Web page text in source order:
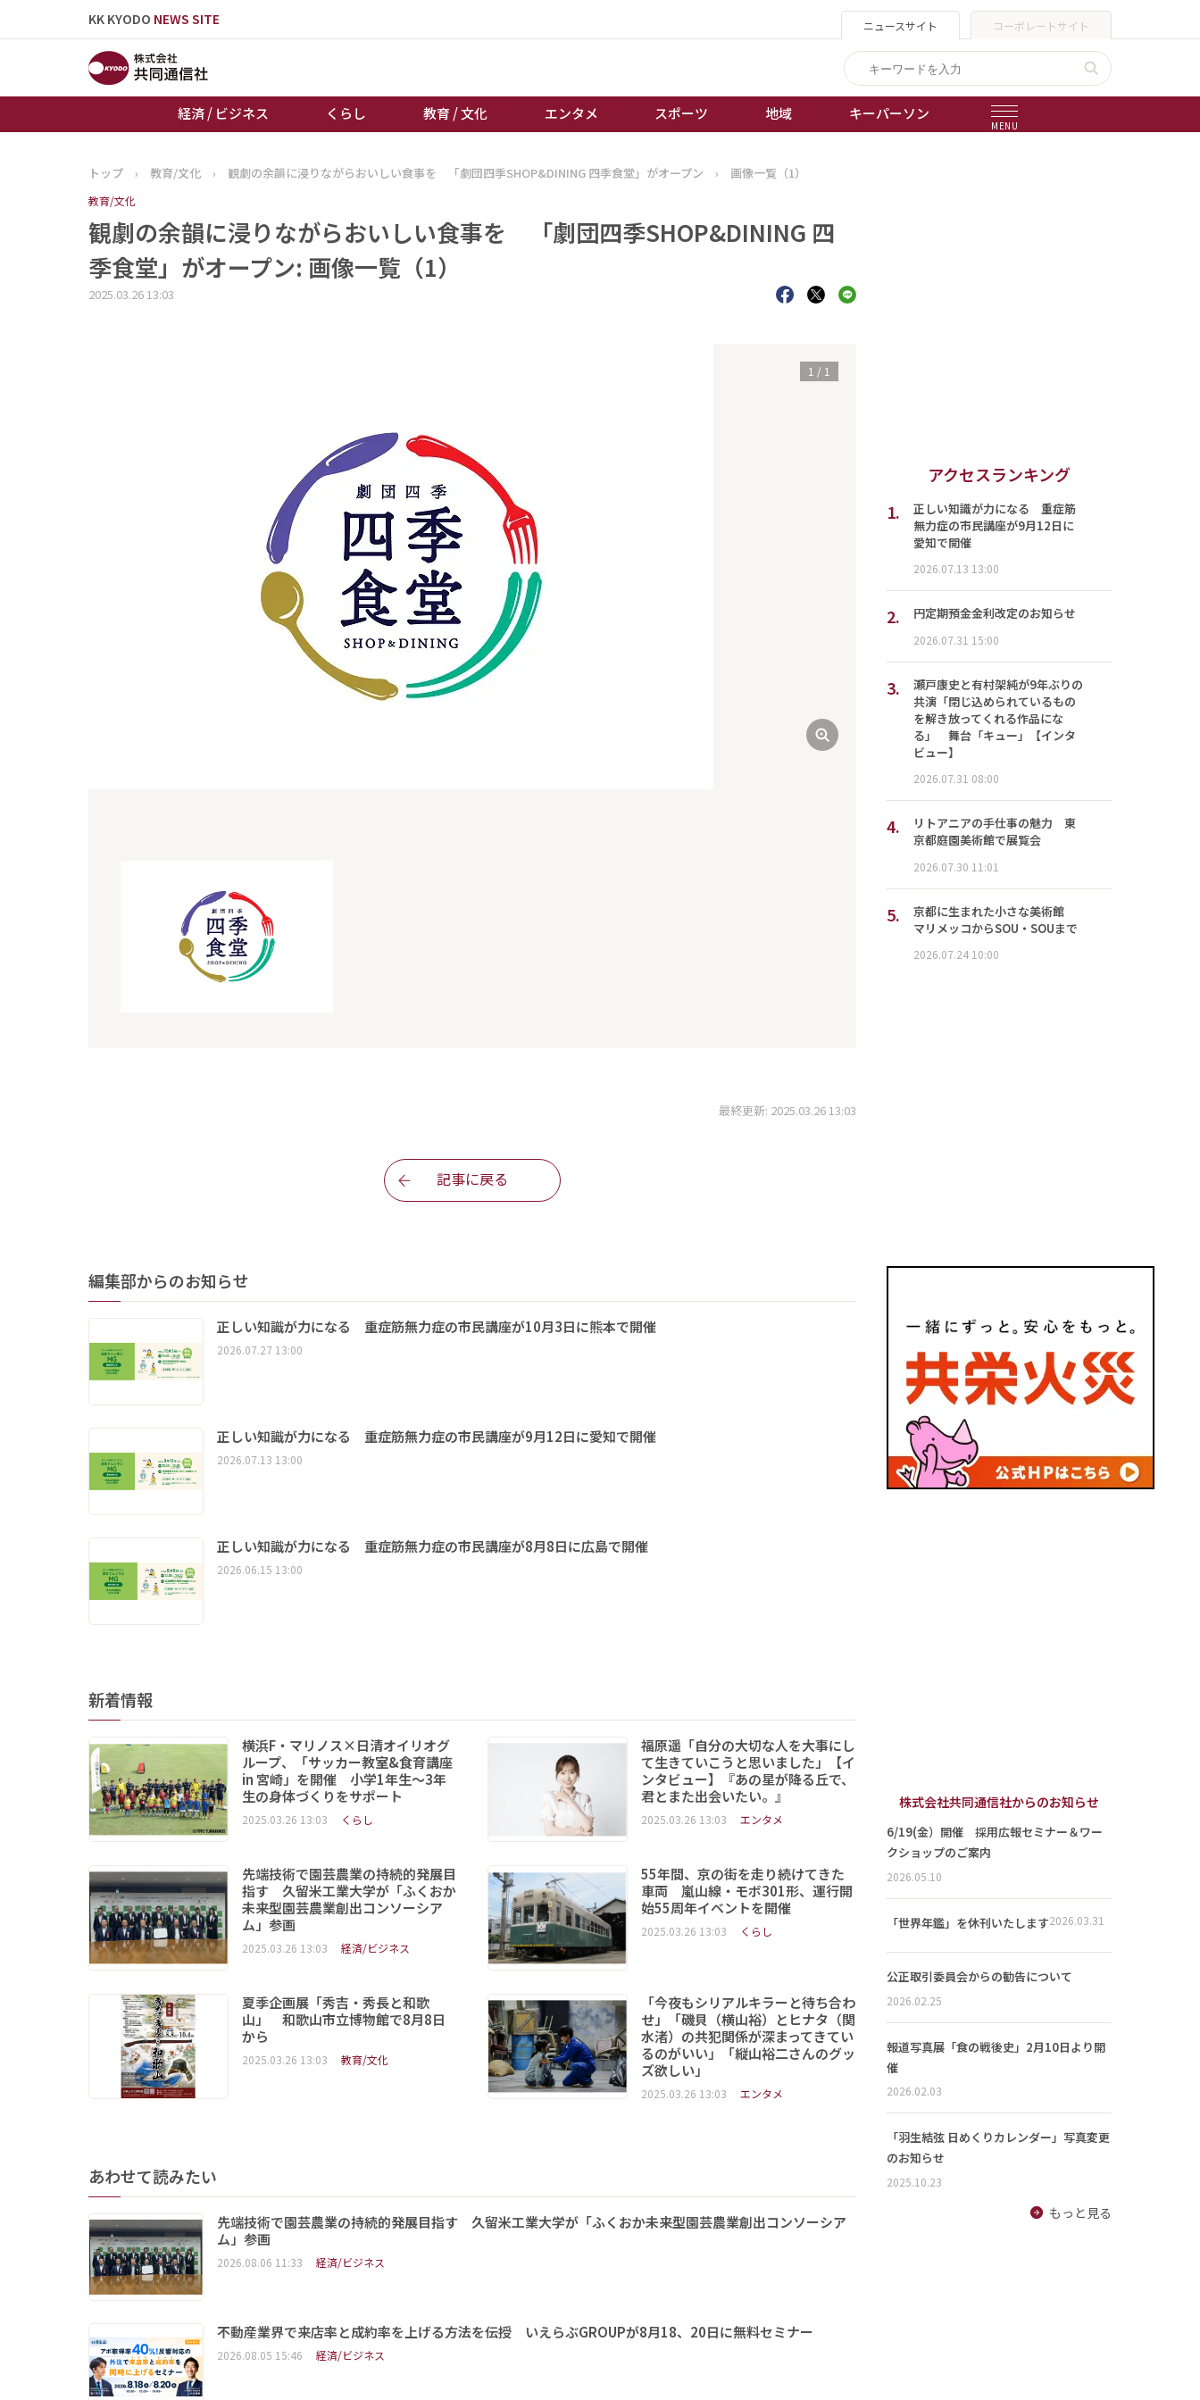
KK KYODO NEWS SITE ニュースサイト コーポレートサイト
経済 / ビジネス くらし 教育 / 文化 エンタメ スポーツ 地域 キーパーソン
MENU
トップページ
経済 / ビジネス
教育 / 文化
エンタメ
誰もが輝いて働く社会へ
オートレース
トップ › 教育/文化 › 観劇の余韻に浸りながらおいしい食事を 「劇団四季SHOP&DINING 四季食堂」がオープン › 画像一覧（1）
教育/文化
観劇の余韻に浸りながらおいしい食事を 「劇団四季SHOP&DINING 四
季食堂」がオープン: 画像一覧（1）
2025.03.26 13:03
1 / 1
最終更新: 2025.03.26 13:03
記事に戻る
編集部からのお知らせ
正しい知識が力になる 重症筋無力症の市民講座が10月3日に熊本で開催
2026.07.27 13:00
正しい知識が力になる 重症筋無力症の市民講座が9月12日に愛知で開催
2026.07.13 13:00
正しい知識が力になる 重症筋無力症の市民講座が8月8日に広島で開催
2026.06.15 13:00
新着情報
横浜F・マリノス×日清オイリオグ
ループ、「サッカー教室&食育講座
in 宮崎」を開催 小学1年生～3年
生の身体づくりをサポート
2025.03.26 13:03 くらし
福原遥「自分の大切な人を大事にし
て生きていこうと思いました」【イ
ンタビュー】『あの星が降る丘で、
君とまた出会いたい。』
2025.03.26 13:03 エンタメ
先端技術で園芸農業の持続的発展目
指す 久留米工業大学が「ふくおか
未来型園芸農業創出コンソーシア
ム」参画
2025.03.26 13:03 経済/ビジネス
55年間、京の街を走り続けてきた
車両 嵐山線・モボ301形、運行開
始55周年イベントを開催
2025.03.26 13:03 くらし
夏季企画展「秀吉・秀長と和歌
山」 和歌山市立博物館で8月8日
から
2025.03.26 13:03 教育/文化
「今夜もシリアルキラーと待ち合わ
せ」「磯貝（横山裕）とヒナタ（関
水渚）の共犯関係が深まってきてい
るのがいい」「縦山裕二さんのグッ
ズ欲しい」
2025.03.26 13:03 エンタメ
あわせて読みたい
先端技術で園芸農業の持続的発展目指す 久留米工業大学が「ふくおか未来型園芸農業創出コンソーシア
ム」参画
2026.08.06 11:33 経済/ビジネス
不動産業界で来店率と成約率を上げる方法を伝授 いえらぶGROUPが8月18、20日に無料セミナー
2026.08.05 15:46 経済/ビジネス
アクセスランキング
1.
正しい知識が力になる 重症筋
無力症の市民講座が9月12日に
愛知で開催
2026.07.13 13:00
2. 円定期預金金利改定のお知らせ
2026.07.31 15:00
3.
瀬戸康史と有村架純が9年ぶりの
共演「閉じ込められているもの
を解き放ってくれる作品にな
る」 舞台「キュー」【インタ
ビュー】
2026.07.31 08:00
4.
リトアニアの手仕事の魅力 東
京都庭園美術館で展覧会
2026.07.30 11:01
5.
京都に生まれた小さな美術館
マリメッコからSOU・SOUまで
2026.07.24 10:00
株式会社共同通信社からのお知らせ
6/19(金）開催 採用広報セミナー＆ワー
クショップのご案内
2026.05.10
「世界年鑑」を休刊いたします2026.03.31
公正取引委員会からの勧告について
2026.02.25
報道写真展「食の戦後史」2月10日より開
催
2026.02.03
「羽生結弦 日めくりカレンダー」写真変更
のお知らせ
2025.10.23
もっと見る